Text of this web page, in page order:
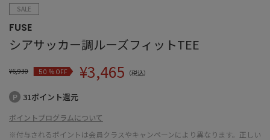
SALE
FUSE
シアサッカー調ルーズフィットTEE
¥6,930 50% OFF ¥3,465 （税込）
31ポイント還元
ポイントプログラムについて
※付与されるポイントは会員クラスやキャンペーンにより異なります。正しい